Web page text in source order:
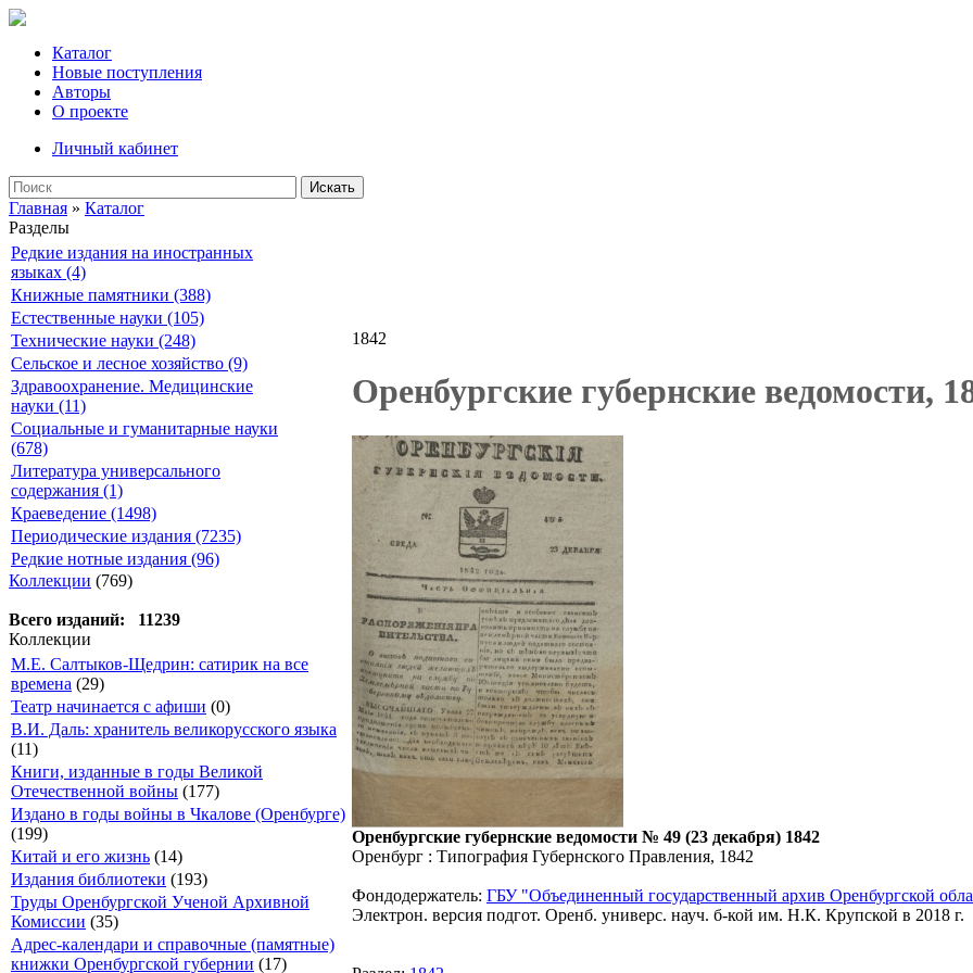
Каталог
Новые поступления
Авторы
О проекте
Личный кабинет
Искать
Главная » Каталог
Разделы
Редкие издания на иностранных
языках (4)
Книжные памятники (388)
Естественные науки (105)
Технические науки (248)
Сельское и лесное хозяйство (9)
Здравоохранение. Медицинские
науки (11)
Социальные и гуманитарные науки
(678)
Литература универсального
содержания (1)
Краеведение (1498)
Периодические издания (7235)
Редкие нотные издания (96)
Коллекции (769)
Всего изданий: 11239
Коллекции
М.Е. Салтыков-Щедрин: сатирик на все
времена (29)
Театр начинается с афиши (0)
В.И. Даль: хранитель великорусского языка
(11)
Книги, изданные в годы Великой
Отечественной войны (177)
Издано в годы войны в Чкалове (Оренбурге)
(199)
Китай и его жизнь (14)
Издания библиотеки (193)
Труды Оренбургской Ученой Архивной
Комиссии (35)
Адрес-календари и справочные (памятные)
книжки Оренбургской губернии (17)
1842
Оренбургские губернские ведомости,
Оренбургские губернские ведомости № 49 (23 декабря) 1842
Оренбург : Типография Губернского Правления, 1842
Фондодержатель: ГБУ "Объединенный государственный архив Оренбургской
Электрон. версия подгот. Оренб. универс. науч. б-кой им. Н.К. Крупской в 2018 г.